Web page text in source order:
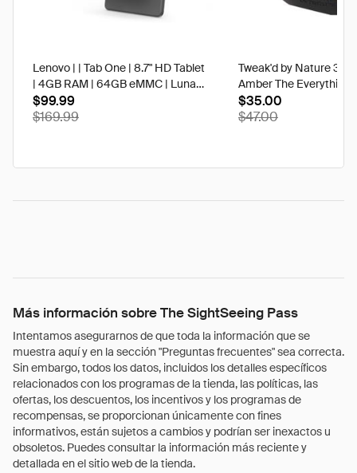
Lenovo | | Tab One | 8.7" HD Tablet
| 4GB RAM | 64GB eMMC | Luna
Grey | Best Buy
$99.99
$169.99
Tweak'd by Nature 3
Amber The Everything
$35.00
$47.00
Más información sobre The SightSeeing Pass
Intentamos asegurarnos de que toda la información que se
muestra aquí y en la sección "Preguntas frecuentes" sea correcta.
Sin embargo, todos los datos, incluidos los detalles específicos
relacionados con los programas de la tienda, las políticas, las
ofertas, los descuentos, los incentivos y los programas de
recompensas, se proporcionan únicamente con fines
informativos, están sujetos a cambios y podrían ser inexactos u
obsoletos. Puedes consultar la información más reciente y
detallada en el sitio web de la tienda.